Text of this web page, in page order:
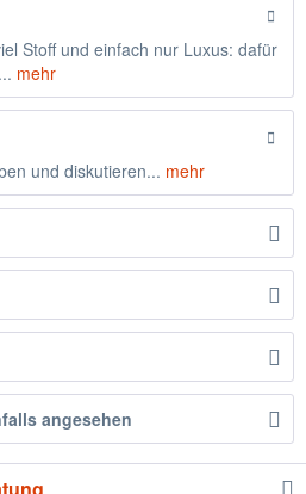
Stoff und einfach nur Luxus: dafür
mehr
und diskutieren... mehr
angesehen